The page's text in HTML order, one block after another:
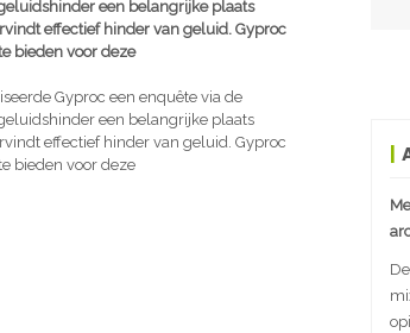
een belangrijke plaats
effectief hinder van geluid. Gyproc
bieden voor deze
Gyproc een enquête via de
een belangrijke plaats
effectief hinder van geluid. Gyproc
bieden voor deze